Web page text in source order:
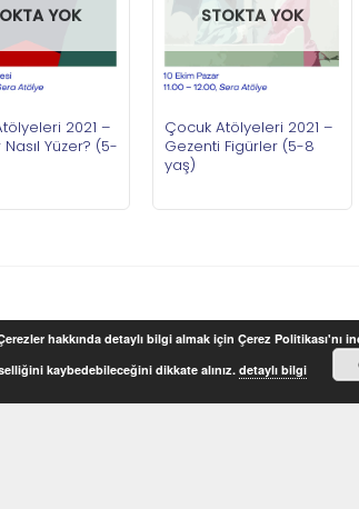
YOK
2021 –
Yüzer? (5-
STOKTA YOK
Çocuk Atölyeleri 2021 –
Gezenti Figürler (5-8
yaş)
hakkında detaylı bilgi almak için Çerez
kaybedebileceğini dikkate alınız. detaylı bilgi